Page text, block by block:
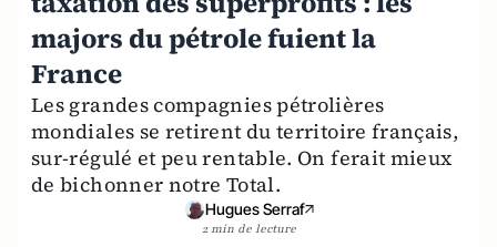
majors du pétrole fuient la
France
Les grandes compagnies pétrolières
mondiales se retirent du territoire français,
sur-régulé et peu rentable. On ferait mieux
de bichonner notre Total.
Hugues Serraf
2 min de lecture